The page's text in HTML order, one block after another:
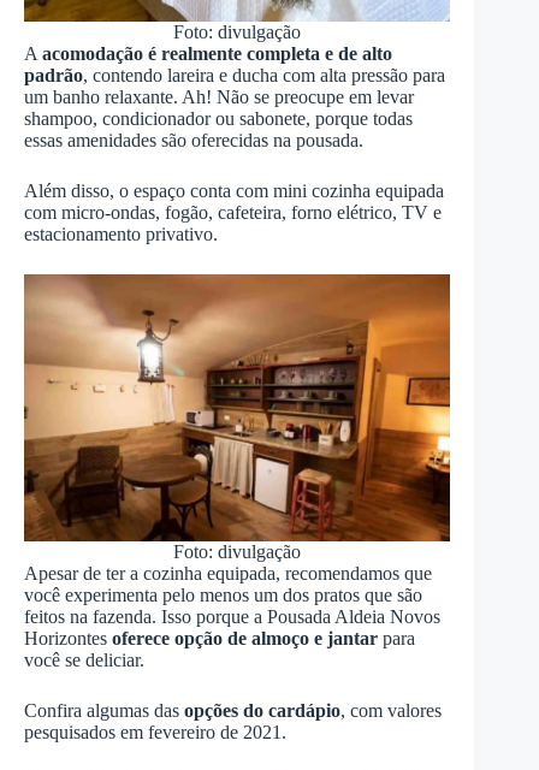
Foto: divulgação
A acomodação é realmente completa e de alto
padrão, contendo lareira e ducha com alta pressão para
um banho relaxante. Ah! Não se preocupe em levar
shampoo, condicionador ou sabonete, porque todas
essas amenidades são oferecidas na pousada.
Além disso, o espaço conta com mini cozinha equipada
com micro-ondas, fogão, cafeteira, forno elétrico, TV e
estacionamento privativo.
Foto: divulgação
Apesar de ter a cozinha equipada, recomendamos que
você experimenta pelo menos um dos pratos que são
feitos na fazenda. Isso porque a Pousada Aldeia Novos
Horizontes oferece opção de almoço e jantar para
você se deliciar.
Confira algumas das opções do cardápio, com valores
pesquisados em fevereiro de 2021.